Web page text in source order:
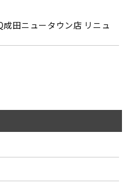
田ニュータウン店 リニュ